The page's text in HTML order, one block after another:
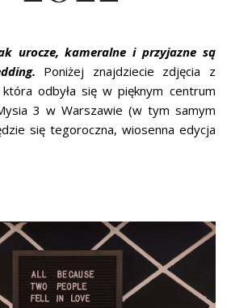
urocze, kameralne i przyjazne są
Poniżej znajdziecie zdjęcia z
odbyła się w pięknym centrum
3 w Warszawie (w tym samym
się tegoroczna, wiosenna edycja